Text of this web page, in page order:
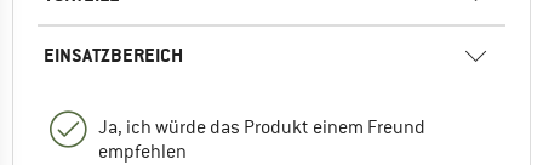
EINSATZBEREICH
Ja, ich würde das Produkt einem Freund
empfehlen